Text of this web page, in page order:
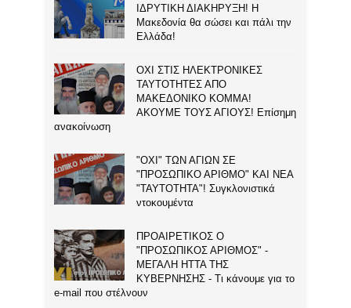
ΙΔΡΥΤΙΚΗ ΔΙΑΚΗΡΥΞΗ! Η
Μακεδονία θα σώσει και πάλι την
Ελλάδα!
ΟΧΙ ΣΤΙΣ ΗΛΕΚΤΡΟΝΙΚΕΣ
ΤΑΥΤΟΤΗΤΕΣ ΑΠΟ
ΜΑΚΕΔΟΝΙΚΟ ΚΟΜΜΑ!
ΑΚΟΥΜΕ ΤΟΥΣ ΑΓΙΟΥΣ! Επίσημη
ανακοίνωση
"ΟΧΙ" ΤΩΝ ΑΓΙΩΝ ΣΕ
"ΠΡΟΣΩΠΙΚΟ ΑΡΙΘΜΟ" ΚΑΙ ΝΕΑ
"ΤΑΥΤΟΤΗΤΑ"! Συγκλονιστικά
ντοκουμέντα
ΠΡΟΑΙΡΕΤΙΚΟΣ Ο
"ΠΡΟΣΩΠΙΚΟΣ ΑΡΙΘΜΟΣ" -
ΜΕΓΑΛΗ ΗΤΤΑ ΤΗΣ
ΚΥΒΕΡΝΗΣΗΣ - Τι κάνουμε για το
e-mail που στέλνουν